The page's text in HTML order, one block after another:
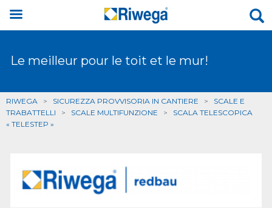
Le meilleur pour le toit et le mur!
RIWEGA > SICUREZZA PROVVISORIA IN CANTIERE > SCALE E
TRABATTELLI > SCALE MULTIFUNZIONE > SCALA TELESCOPICA
« TELESTEP »